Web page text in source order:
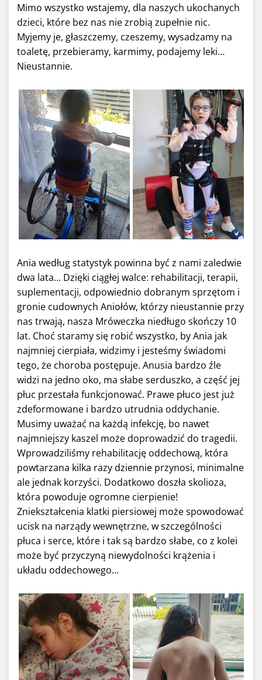
Mimo wszystko wstajemy, dla naszych ukochanych
dzieci, które bez nas nie zrobią zupełnie nic.
Myjemy je, głaszczemy, czeszemy, wysadzamy na
toaletę, przebieramy, karmimy, podajemy leki…
Nieustannie.
Ania według statystyk powinna być z nami zaledwie
dwa lata… Dzięki ciągłej walce: rehabilitacji, terapii,
suplementacji, odpowiednio dobranym sprzętom i
gronie cudownych Aniołów, którzy nieustannie przy
nas trwają, nasza Mróweczka niedługo skończy 10
lat. Choć staramy się robić wszystko, by Ania jak
najmniej cierpiała, widzimy i jesteśmy świadomi
tego, że choroba postępuje. Anusia bardzo źle
widzi na jedno oko, ma słabe serduszko, a część jej
płuc przestała funkcjonować. Prawe płuco jest już
zdeformowane i bardzo utrudnia oddychanie.
Musimy uważać na każdą infekcję, bo nawet
najmniejszy kaszel może doprowadzić do tragedii.
Wprowadziliśmy rehabilitację oddechową, która
powtarzana kilka razy dziennie przynosi, minimalne
ale jednak korzyści. Dodatkowo doszła skolioza,
która powoduje ogromne cierpienie!
Zniekształcenia klatki piersiowej może spowodować
ucisk na narządy wewnętrzne, w szczególności
płuca i serce, które i tak są bardzo słabe, co z kolei
może być przyczyną niewydolności krążenia i
układu oddechowego...